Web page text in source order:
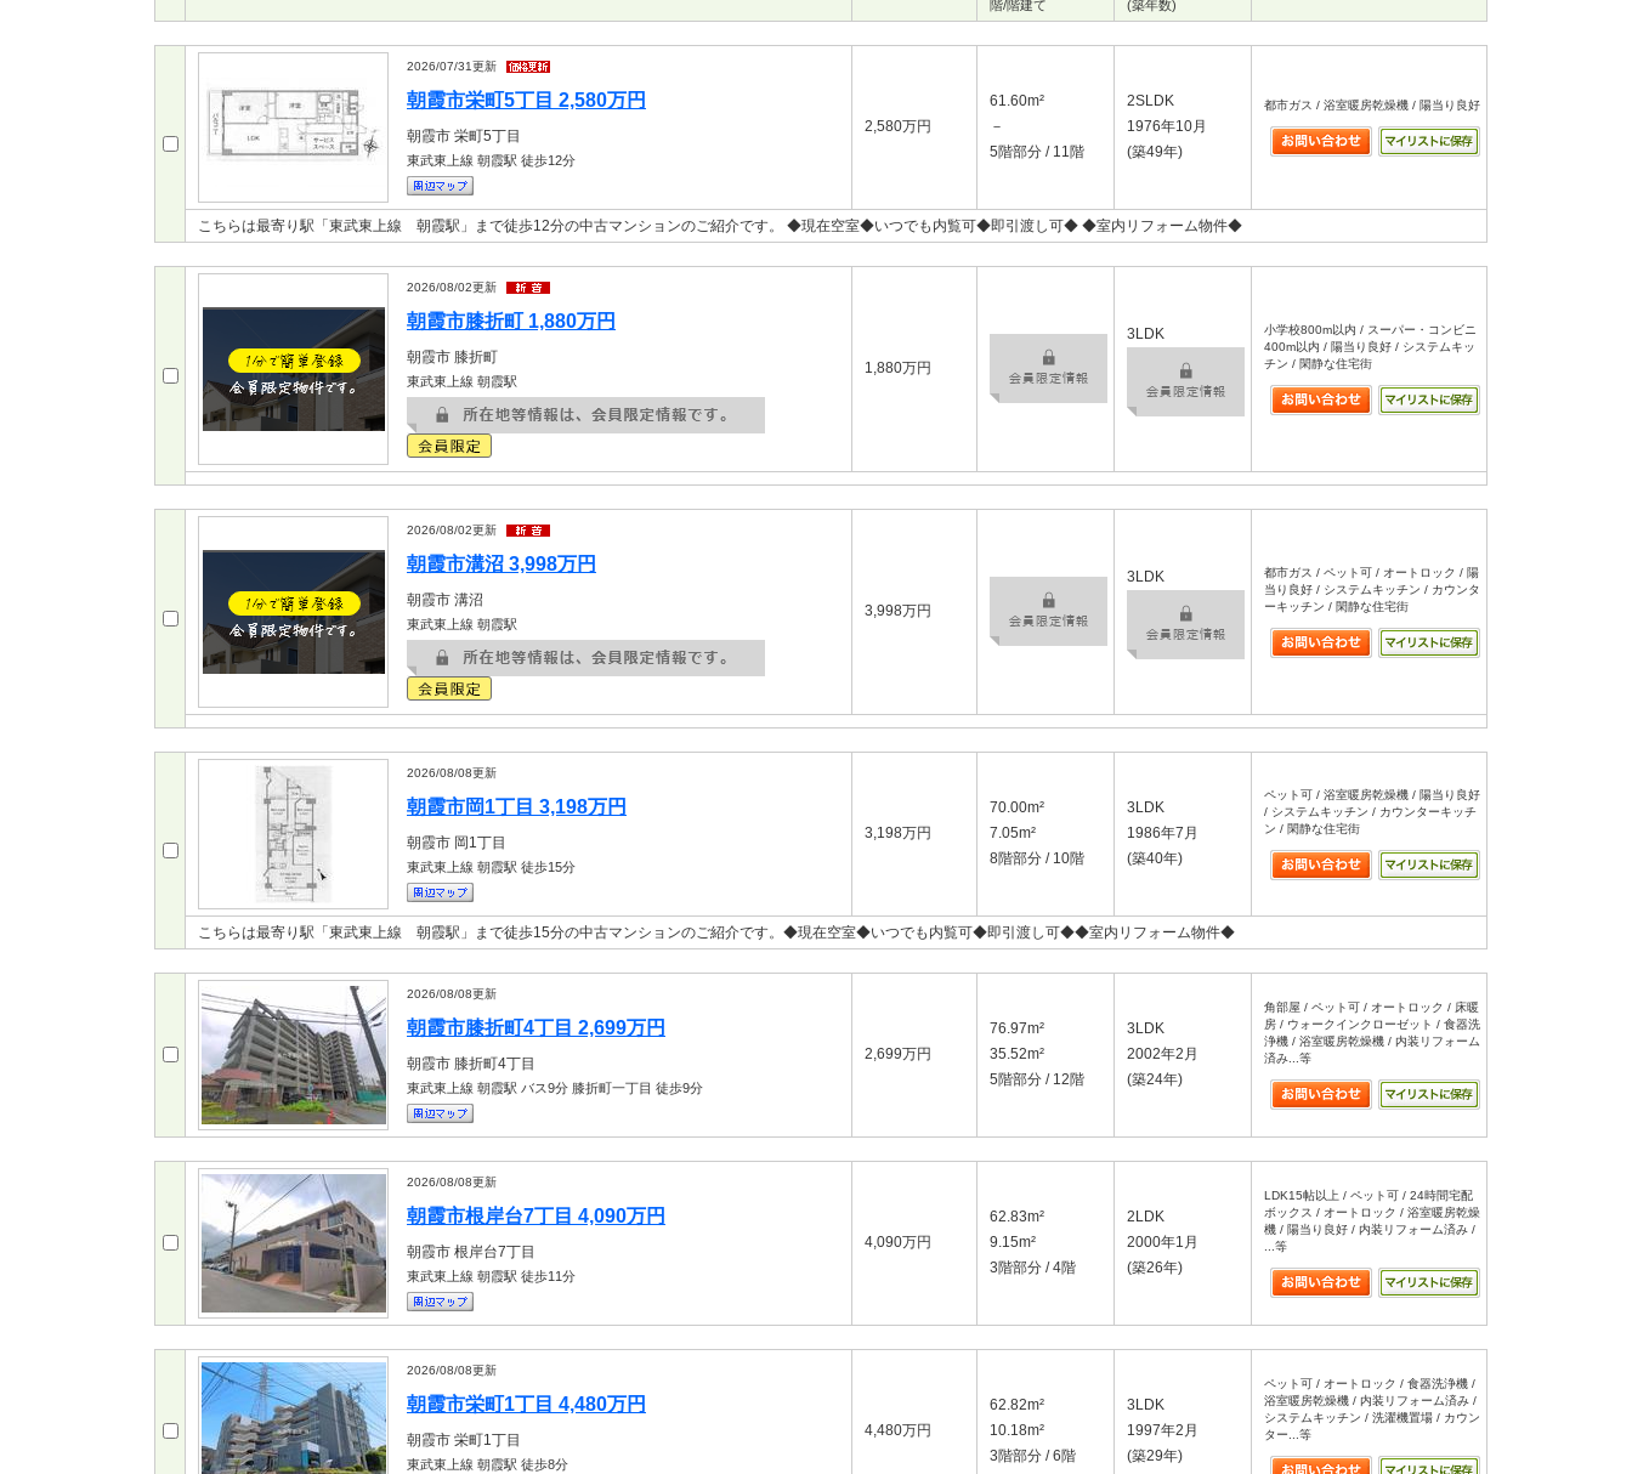
階/階建て
(築年数)
2026/07/31更新
朝霞市栄町5丁目 2,580万円
朝霞市 栄町5丁目
東武東上線 朝霞駅 徒歩12分
2,580万円
61.60m²
－
5階部分 / 11階
2SLDK
1976年10月
(築49年)
都市ガス / 浴室暖房乾燥機 / 陽当り良好
こちらは最寄り駅「東武東上線 朝霞駅」まで徒歩12分の中古マンションのご紹介です。 ◆現在空室◆いつでも内覧可◆即引渡し可◆ ◆室内リフォーム物件◆
2026/08/02更新
朝霞市膝折町 1,880万円
朝霞市 膝折町
東武東上線 朝霞駅
1,880万円
3LDK
小学校800m以内 / スーパー・コンビニ
400m以内 / 陽当り良好 / システムキッ
チン / 閑静な住宅街
2026/08/02更新
朝霞市溝沼 3,998万円
朝霞市 溝沼
東武東上線 朝霞駅
3,998万円
3LDK
都市ガス / ペット可 / オートロック / 陽
当り良好 / システムキッチン / カウンタ
ーキッチン / 閑静な住宅街
2026/08/08更新
朝霞市岡1丁目 3,198万円
朝霞市 岡1丁目
東武東上線 朝霞駅 徒歩15分
3,198万円
70.00m²
7.05m²
8階部分 / 10階
3LDK
1986年7月
(築40年)
ペット可 / 浴室暖房乾燥機 / 陽当り良好
/ システムキッチン / カウンターキッチ
ン / 閑静な住宅街
こちらは最寄り駅「東武東上線 朝霞駅」まで徒歩15分の中古マンションのご紹介です。◆現在空室◆いつでも内覧可◆即引渡し可◆◆室内リフォーム物件◆
2026/08/08更新
朝霞市膝折町4丁目 2,699万円
朝霞市 膝折町4丁目
東武東上線 朝霞駅 バス9分 膝折町一丁目 徒歩9分
2,699万円
76.97m²
35.52m²
5階部分 / 12階
3LDK
2002年2月
(築24年)
角部屋 / ペット可 / オートロック / 床暖
房 / ウォークインクローゼット / 食器洗
浄機 / 浴室暖房乾燥機 / 内装リフォーム
済み...等
2026/08/08更新
朝霞市根岸台7丁目 4,090万円
朝霞市 根岸台7丁目
東武東上線 朝霞駅 徒歩11分
4,090万円
62.83m²
9.15m²
3階部分 / 4階
2LDK
2000年1月
(築26年)
LDK15帖以上 / ペット可 / 24時間宅配
ボックス / オートロック / 浴室暖房乾燥
機 / 陽当り良好 / 内装リフォーム済み /
...等
2026/08/08更新
朝霞市栄町1丁目 4,480万円
朝霞市 栄町1丁目
東武東上線 朝霞駅 徒歩8分
4,480万円
62.82m²
10.18m²
3階部分 / 6階
3LDK
1997年2月
(築29年)
ペット可 / オートロック / 食器洗浄機 /
浴室暖房乾燥機 / 内装リフォーム済み /
システムキッチン / 洗濯機置場 / カウン
ター...等